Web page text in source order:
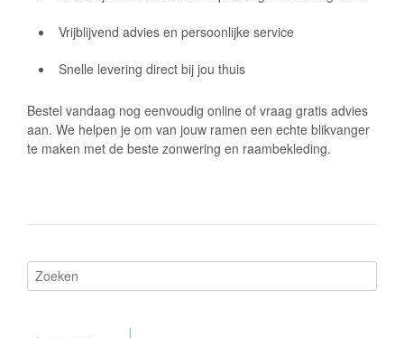
Vrijblijvend advies en persoonlijke service
Snelle levering direct bij jou thuis
Bestel vandaag nog eenvoudig online of vraag gratis advies
aan. We helpen je om van jouw ramen een echte blikvanger
te maken met de beste zonwering en raambekleding.